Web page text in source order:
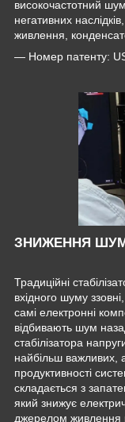
високочастотний
негативних
живлення,
— Номер патенту:
ЗНИЖЕННЯ
Традиційні
вхідного шуму
самі електронні
відбивають шум
стабілізатора
найбільш важливих,
продуктивності
складається з
який знижує
джерелом живлення